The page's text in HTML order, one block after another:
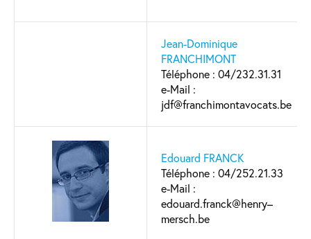
Jean-Dominique
FRANCHIMONT
Téléphone : 04/232.31.31
e-Mail :
jdf@franchimontavocats.be
Edouard FRANCK
Téléphone : 04/252.21.33
e-Mail :
edouard.franck@henry–
mersch.be